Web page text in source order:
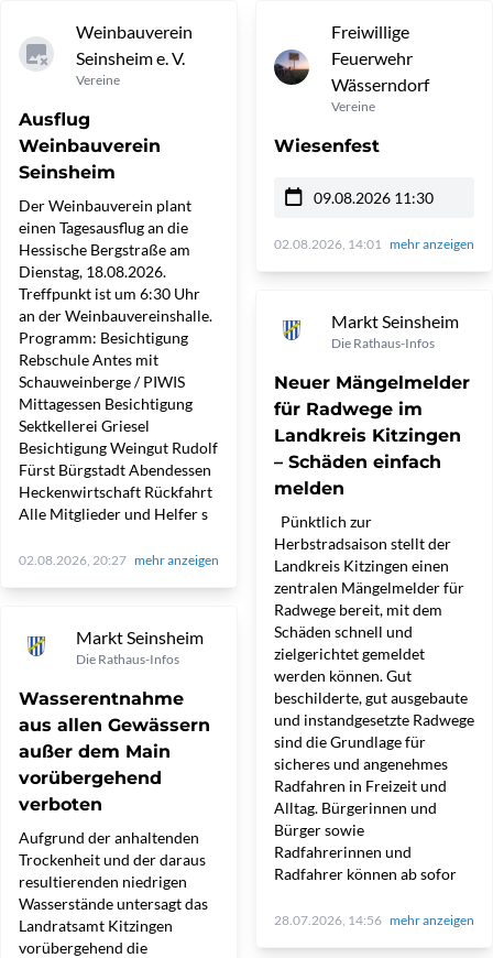
Weinbauverein
Seinsheim e. V.
Vereine
Ausflug
Weinbauverein
Seinsheim
Der Weinbauverein plant
einen Tagesausflug an die
Hessische Bergstraße am
Dienstag, 18.08.2026.
Treffpunkt ist um 6:30 Uhr
an der Weinbauvereinshalle.
Programm: Besichtigung
Rebschule Antes mit
Schauweinberge / PIWIS
Mittagessen Besichtigung
Sektkellerei Griesel
Besichtigung Weingut Rudolf
Fürst Bürgstadt Abendessen
Heckenwirtschaft Rückfahrt
Alle Mitglieder und Helfer s
02.08.2026, 20:27 mehr anzeigen
Markt Seinsheim
Die Rathaus-Infos
Wasserentnahme
aus allen Gewässern
außer dem Main
vorübergehend
verboten
Aufgrund der anhaltenden
Trockenheit und der daraus
resultierenden niedrigen
Wasserstände untersagt das
Landratsamt Kitzingen
vorübergehend die
Freiwillige
Feuerwehr
Wässerndorf
Vereine
Wiesenfest
09.08.2026 11:30
02.08.2026, 14:01 mehr anzeigen
Markt Seinsheim
Die Rathaus-Infos
Neuer Mängelmelder
für Radwege im
Landkreis Kitzingen
– Schäden einfach
melden
Pünktlich zur
Herbstradsaison stellt der
Landkreis Kitzingen einen
zentralen Mängelmelder für
Radwege bereit, mit dem
Schäden schnell und
zielgerichtet gemeldet
werden können. Gut
beschilderte, gut ausgebaute
und instandgesetzte Radwege
sind die Grundlage für
sicheres und angenehmes
Radfahren in Freizeit und
Alltag. Bürgerinnen und
Bürger sowie
Radfahrerinnen und
Radfahrer können ab sofor
28.07.2026, 14:56 mehr anzeigen